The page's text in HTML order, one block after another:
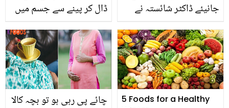
ڈال کر پینے سے جسم میں
کے بعد آپ بھی یہ نسخہ
ضرور آزمائیں گے
جانیئے ڈاکٹر شائستہ نے
دور کرنے کا کون سا طریقہ
بتا دیا
چائے پی رہی ہو تو بچہ کالا
5 Foods for a Healthy